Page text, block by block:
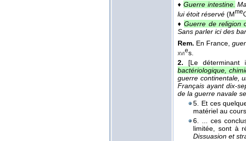
♦Guerre intestine.
lui étoit réservé (Mme
♦Guerre de religion
Sans parler ici des
Rem. En France,
xvies.
2.
[Le déterminant
bactériologique,
guerre continentale,
Français ayant dix-
de la guerre navale
5. Et ces
matériel au
6. ... ces
limitée, sont à
Dissuasion et